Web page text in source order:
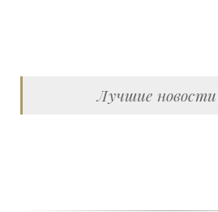
Лучшие новости